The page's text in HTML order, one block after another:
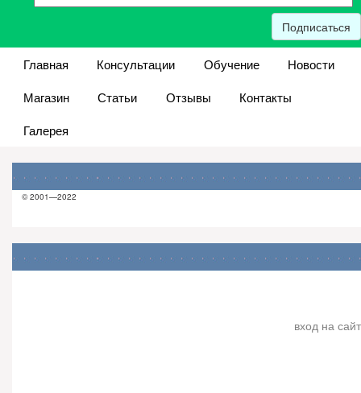
Подписаться
Главная Консультации Обучение
Новости
Магазин
Статьи Отзывы
Контакты
Галерея
© 2001—2022
вход на сайт